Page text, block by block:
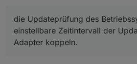
die Updateprüfung des
einstellbare Zeitintervall der
Adapter koppeln.